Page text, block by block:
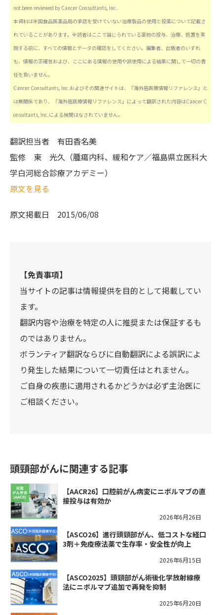
not been reviewed by Cancer Consultants, Inc.
本資料は米国食品医薬品局の承認を受けていない治療製品の使用と投薬について記載さ
れていることがあります。全読者はここで論じられている薬物の投与、治療、処置を実
施する前に、すべての情報とデータの確認をしてください。編集者、出版者のいずれ
も、情報の正確性および、ここにある情報の使用や誤使用による結果に関して一切の責
任を負いません。
Cancer Consultants, Inc.およびその関連サイトは、『海外癌医療情報リファレンス』と
は無関係であり、『海外癌医療情報リファレンス』によって翻訳された内容はCancer C
onsultants, Inc.による検閲はなされていません。
翻訳担当者 有田香名美
監修 東 光久（腫瘍内科、緩和ケア／福島県立医科大
学白河総合診療アカデミー）
原文を見る
原文掲載日 2015/06/08
【免責事項】
当サイトの記事は情報提供を目的として掲載してい
ます。
翻訳内容や治療を特定の人に推奨または保証するも
のではありません。
ボランティア翻訳ならびに自動翻訳による誤訳によ
り発生した結果について一切責任はとれません。
ご自身の疾患に適用されるかどうかは必ず主治医に
ご相談ください。
頭頸部がんに関連する記事
【AACR26】口腔前がん病変にニボルマブの直
接投与は有効か
2026年6月26日
【ASCO26】進行頭頸部がん、低コストな経口
3剤＋免疫療法薬で生存率・安全性が向上
2026年6月15日
【ASCO2025】頭頸部がん術後化学放射線療
法にニボルマブ追加で再発を抑制
2025年6月20日